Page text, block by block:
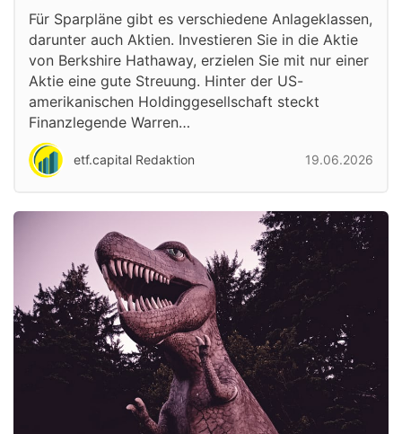
Für Sparpläne gibt es verschiedene Anlageklassen,
darunter auch Aktien. Investieren Sie in die Aktie
von Berkshire Hathaway, erzielen Sie mit nur einer
Aktie eine gute Streuung. Hinter der US-
amerikanischen Holdinggesellschaft steckt
Finanzlegende Warren…
etf.capital Redaktion 19.06.2026